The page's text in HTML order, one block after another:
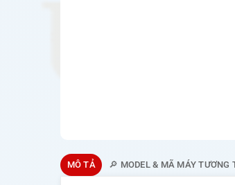
MÔ TẢ 🔎 MODEL & MÃ MÁY TƯƠNG